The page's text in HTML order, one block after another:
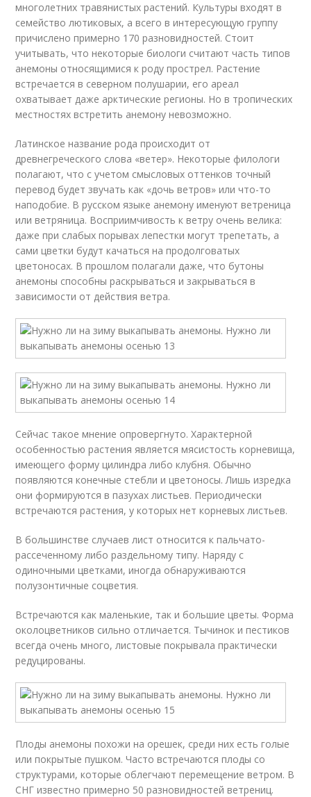
многолетних травянистых растений. Культуры входят в
семейство лютиковых, а всего в интересующую группу
причислено примерно 170 разновидностей. Стоит
учитывать, что некоторые биологи считают часть типов
анемоны относящимися к роду прострел. Растение
встречается в северном полушарии, его ареал
охватывает даже арктические регионы. Но в тропических
местностях встретить анемону невозможно.
Латинское название рода происходит от
древнегреческого слова «ветер». Некоторые филологи
полагают, что с учетом смысловых оттенков точный
перевод будет звучать как «дочь ветров» или что-то
наподобие. В русском языке анемону именуют ветреница
или ветряница. Восприимчивость к ветру очень велика:
даже при слабых порывах лепестки могут трепетать, а
сами цветки будут качаться на продолговатых
цветоносах. В прошлом полагали даже, что бутоны
анемоны способны раскрываться и закрываться в
зависимости от действия ветра.
Сейчас такое мнение опровергнуто. Характерной
особенностью растения является мясистость корневища,
имеющего форму цилиндра либо клубня. Обычно
появляются конечные стебли и цветоносы. Лишь изредка
они формируются в пазухах листьев. Периодически
встречаются растения, у которых нет корневых листьев.
В большинстве случаев лист относится к пальчато-
рассеченному либо раздельному типу. Наряду с
одиночными цветками, иногда обнаруживаются
полузонтичные соцветия.
Встречаются как маленькие, так и большие цветы. Форма
околоцветников сильно отличается. Тычинок и пестиков
всегда очень много, листовые покрывала практически
редуцированы.
Плоды анемоны похожи на орешек, среди них есть голые
или покрытые пушком. Часто встречаются плоды со
структурами, которые облегчают перемещение ветром. В
СНГ известно примерно 50 разновидностей ветрениц.